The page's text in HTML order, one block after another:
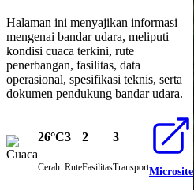
Halaman ini menyajikan informasi
mengenai bandar udara, meliputi
kondisi cuaca terkini, rute
penerbangan, fasilitas, data
operasional, spesifikasi teknis, serta
dokumen pendukung bandar udara.
26°C
Cerah
3
Rute
2
Fasilitas
3
TransportMicrosite